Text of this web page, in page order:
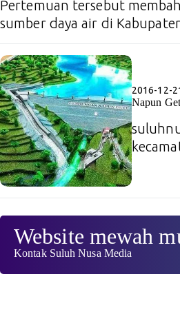
Pertemuan tersebut
sumber daya air di
2016-12-
Napun
Website mewah
Kontak Suluh Nusa Media